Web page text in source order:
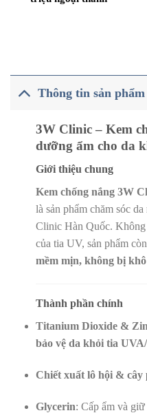
Thông tin sản phẩm
3W Clinic – Kem
dưỡng ẩm cho da
Giới thiệu chung
Kem chống nắng 3W
là sản phẩm chăm sóc
Clinic Hàn Quốc.
của tia UV, sản phẩm còn
mềm mịn, không bị
Thành phần chính
Titanium Dioxide &
bảo vệ da khỏi tia
Chiết xuất lô hội & cây
Glycerin: Cấp ẩm và